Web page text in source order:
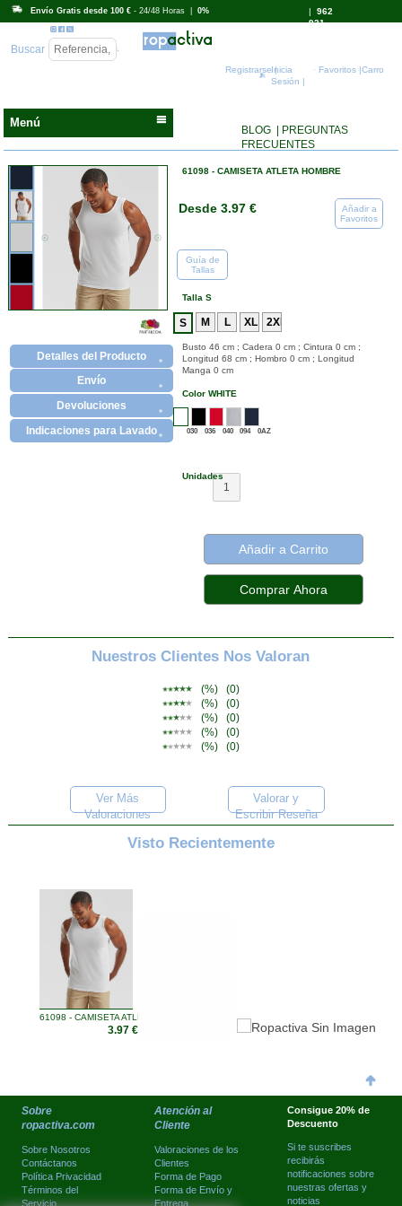
Envío Gratis desde 100 € - 24/48 Horas |0% |962
931
Buscar
Registrarse |Inicia
Sesión |
Favoritos |Carro
Menú
BLOG
| PREGUNTAS
FRECUENTES
Detalles del Producto
Envío
Devoluciones
Indicaciones para Lavado
61098 - CAMISETA ATLETA HOMBRE
Desde 3.97 €
Añadir a
Favoritos
Guía de
Tallas
Talla S
Busto 46 cm ; Cadera 0 cm ; Cintura 0 cm ;
Longitud 68 cm ; Hombro 0 cm ; Longitud
Manga 0 cm
Color WHITE
030 036 040 094 0AZ
Unidades
1
Añadir a Carrito
Nuestros Clientes Nos Valoran
(%)
(0)
(%)
(0)
(%)
(0)
(%)
(0)
(%)
(0)
Ver Más
Valoraciones
Valorar y
Escribir Reseña
Visto Recientemente
61098 - CAMISETA ATLETA HO ...
3.97 €
Sobre
ropactiva.com
Sobre Nosotros
Contáctanos
Política Privacidad
Términos del
Servicio
Atención al
Cliente
Valoraciones de los
Clientes
Forma de Pago
Forma de Envío y
Entrega
Consigue 20% de
Descuento
Si te suscribes
recibirás
notificaciones sobre
nuestras ofertas y
noticias